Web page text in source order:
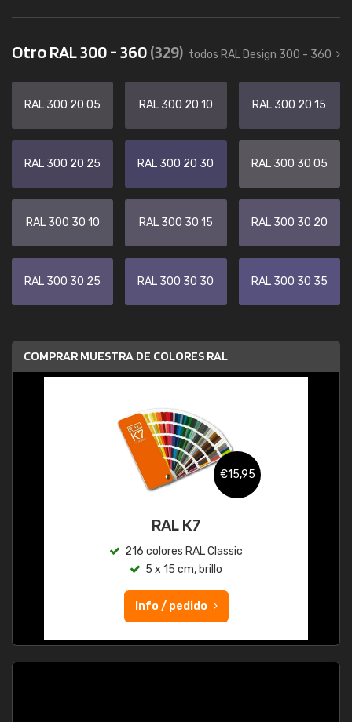
Otro RAL 300 - 360(329) todos RAL Design 300 - 360
RAL 300 20 05 RAL 300 20 10 RAL 300 20 15
RAL 300 20 25 RAL 300 20 30 RAL 300 30 05
RAL 300 30 10 RAL 300 30 15 RAL 300 30 20
RAL 300 30 25 RAL 300 30 30 RAL 300 30 35
COMPRAR MUESTRA DE COLORES RAL
€15,95
RAL K7
216 colores RAL Classic
5 x 15 cm, brillo
Info / pedido